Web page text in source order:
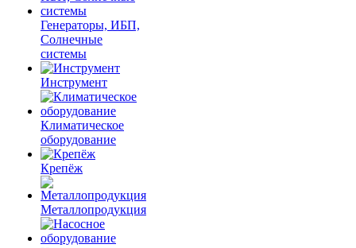
Генераторы, ИБП,
Солнечные
системы
Инструмент
Климатическое
оборудование
Крепёж
Металлопродукция